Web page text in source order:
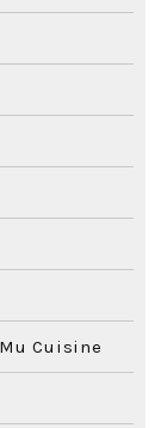
Cuisine